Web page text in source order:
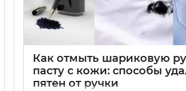
Как отмыть шариковую
пасту с кожи: способы
пятен от ручки